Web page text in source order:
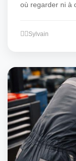
où regarder ni à
Sylvain